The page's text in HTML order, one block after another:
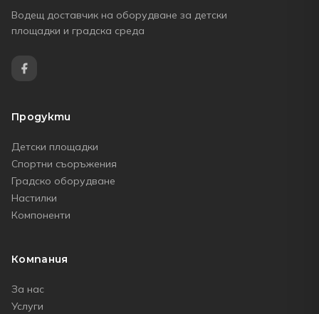
Водещ доставчик на оборудване за детски
площадки и градска среда
Продукти
Детски площадки
Спортни съоръжения
Градско оборудване
Настилки
Компоненти
Компания
За нас
Услуги